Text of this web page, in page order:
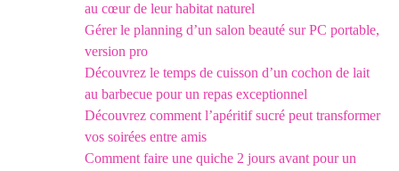
au cœur de leur habitat naturel
Gérer le planning d’un salon beauté sur PC portable,
version pro
Découvrez le temps de cuisson d’un cochon de lait
au barbecue pour un repas exceptionnel
Découvrez comment l’apéritif sucré peut transformer
vos soirées entre amis
Comment faire une quiche 2 jours avant pour un